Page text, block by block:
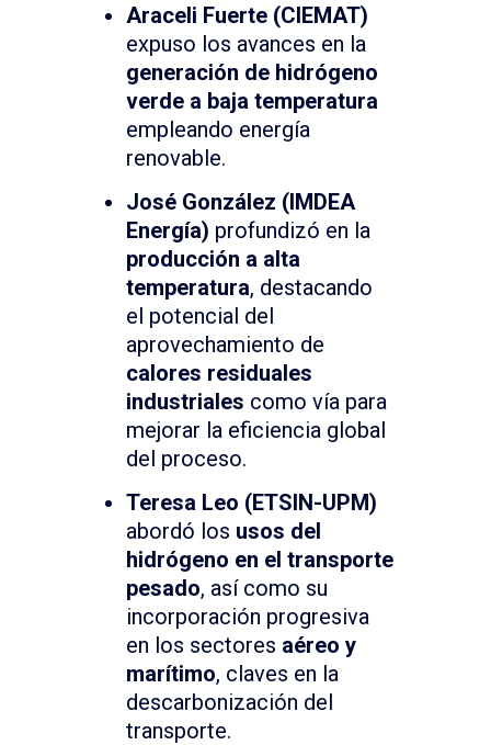
Araceli Fuerte (CIEMAT)
expuso los avances en la
generación de hidrógeno
verde a baja temperatura
empleando energía
renovable.
José González (IMDEA
Energía) profundizó en la
producción a alta
temperatura, destacando
el potencial del
aprovechamiento de
calores residuales
industriales como vía para
mejorar la eficiencia global
del proceso.
Teresa Leo (ETSIN-UPM)
abordó los usos del
hidrógeno en el transporte
pesado, así como su
incorporación progresiva
en los sectores aéreo y
marítimo, claves en la
descarbonización del
transporte.